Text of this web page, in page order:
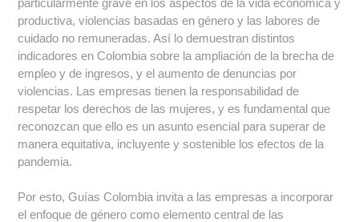
productiva, violencias basadas en género y las labores de
cuidado no remuneradas. Así lo demuestran distintos
indicadores en Colombia sobre la ampliación de la brecha de
empleo y de ingresos, y el aumento de denuncias por
violencias. Las empresas tienen la responsabilidad de
respetar los derechos de las mujeres, y es fundamental que
reconozcan que ello es un asunto esencial para superar de
manera equitativa, incluyente y sostenible los efectos de la
pandemia.
Por esto, Guías Colombia invita a las empresas a incorporar
el enfoque de género como elemento central de las